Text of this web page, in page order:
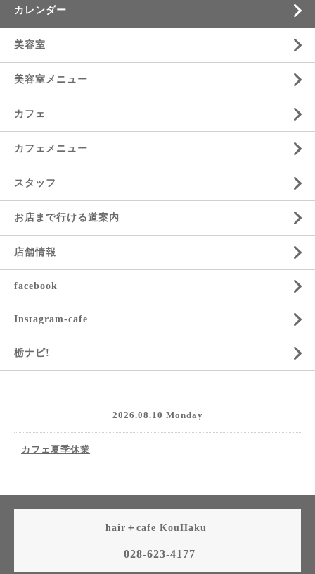
カレンダー
美容室
美容室メニュー
カフェ
カフェメニュー
スタッフ
お店まで行ける道案内
店舗情報
facebook
Instagram-cafe
栃ナビ!
2026.08.10 Monday
カフェ夏季休業
hair＋cafe KouHaku
028-623-4177